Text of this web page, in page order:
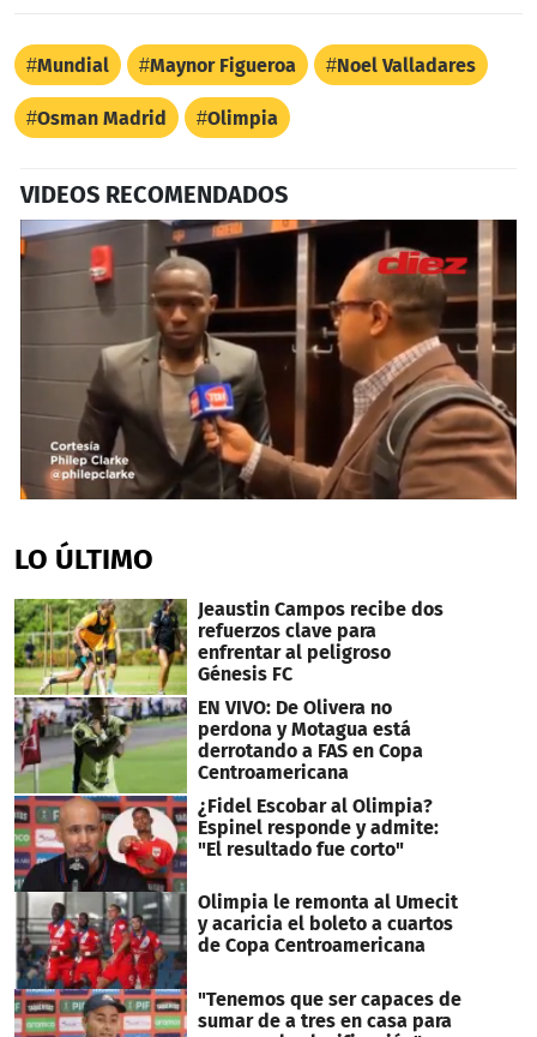
Mundial Maynor Figueroa Noel Valladares
Osman Madrid Olimpia
VIDEOS RECOMENDADOS
of
1
15
seconds
LO ÚLTIMO
Jeaustin Campos recibe dos
refuerzos clave para
enfrentar al peligroso
Génesis FC
EN VIVO: De Olivera no
perdona y Motagua está
derrotando a FAS en Copa
Centroamericana
¿Fidel Escobar al Olimpia?
Espinel responde y admite:
"El resultado fue corto"
Olimpia le remonta al Umecit
y acaricia el boleto a cuartos
de Copa Centroamericana
"Tenemos que ser capaces de
sumar de a tres en casa para